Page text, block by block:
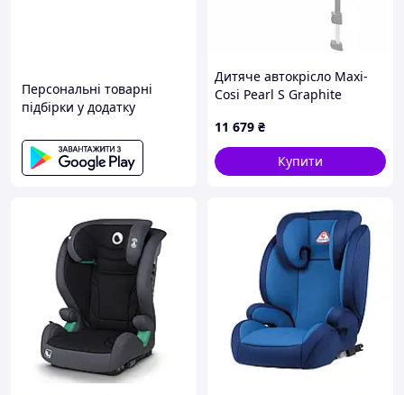
Персональні товарні
підбірки у додатку
Дитяче автокрісло Maxi-
Cosi Pearl S Graphite
11 679 ₴
Купити